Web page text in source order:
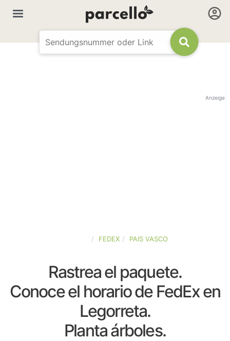
Anzeige
FEDEX PAIS VASCO
Rastrea el paquete.
Conoce el horario de FedEx en
Legorreta.
Planta árboles.